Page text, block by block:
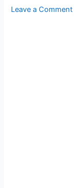
Leave a Comment